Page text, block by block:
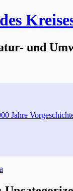
und
Jahre